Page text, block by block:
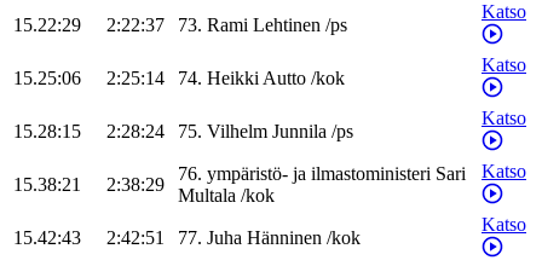
15.22:29 2:22:37 73. Rami Lehtinen /ps
Katso
15.25:06 2:25:14 74. HeikkiAutto /kok
Katso
15.28:15 2:28:24 75. Vilhelm Junnila /ps
Katso
15.38:21 2:38:29
76. ympäristö- ja ilmastoministeri Sari
Multala /kok
Katso
15.42:43 2:42:51 77. Juha Hänninen /kok
Katso